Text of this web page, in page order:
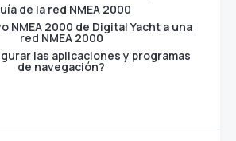
de la red NMEA 2000
NMEA 2000 de Digital Yacht a una
red NMEA 2000
las aplicaciones y programas
de navegación?